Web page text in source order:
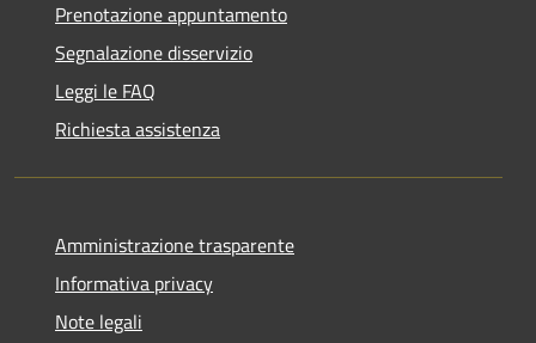
Prenotazione appuntamento
Segnalazione disservizio
Leggi le FAQ
Richiesta assistenza
Amministrazione trasparente
Informativa privacy
Note legali